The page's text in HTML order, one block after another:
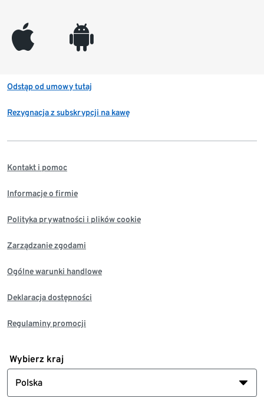
appleinc android
Odstąp od umowy tutaj
Rezygnacja z subskrypcji na kawę
Kontakt i pomoc
Informacje o firmie
Polityka prywatności i plików cookie
Zarządzanie zgodami
Ogólne warunki handlowe
Deklaracja dostępności
Regulaminy promocji
Wybierz kraj
Polska